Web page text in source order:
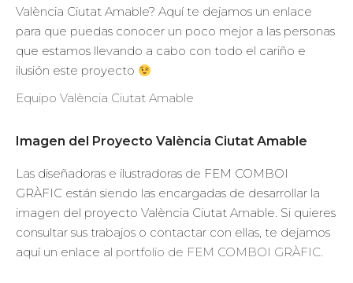
València Ciutat Amable? Aquí te dejamos un enlace
para que puedas conocer un poco mejor a las personas
que estamos llevando a cabo con todo el cariño e
ilusión este proyecto
Equipo València Ciutat Amable
Imagen del Proyecto València Ciutat Amable
Las diseñadoras e ilustradoras de FEM COMBOI
GRÀFIC están siendo las encargadas de desarrollar la
imagen del proyecto València Ciutat Amable. Si quieres
consultar sus trabajos o contactar con ellas, te dejamos
aquí un enlace al portfolio de FEM COMBOI GRÀFIC.